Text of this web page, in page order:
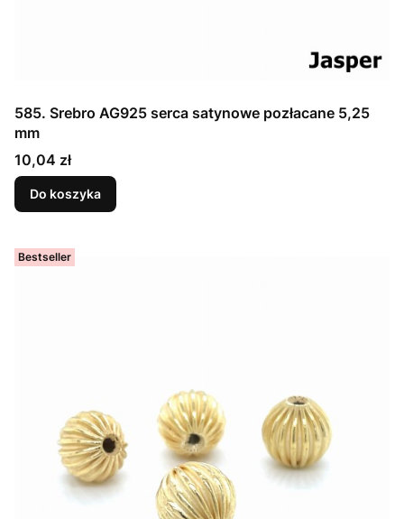
585. Srebro AG925 serca satynowe pozłacane 5,25
mm
Cena
10,04 zł
Do koszyka
Bestseller